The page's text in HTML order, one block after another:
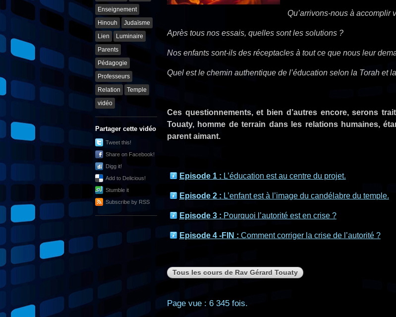
Enseignement
Hinouh
Judaïsme
Lien
Luminaire
Parents
Pédagogie
Professeurs
Relation
Temple
vidéo
Partager cette vidéo
Tweet this!
Share on Facebook!
Digg it!
Add to Delicious!
Stumble it
Subscribe by RSS
Qu’arrivons-nous à accomplir
Après tous nos essais, quelles sont les solutions ?
Nos enfants sont-ils des réceptacles à tout ce que nous leur
Quel est le chemin authentique de l’éducation selon la Torah et
Ces questionnements, et bien d’autres encore, serons
Touaty, homme de terrain dans les relations humaines,
parent aimant.
Episode 1 : L’éducation est au centre du projet.
Episode 2 : L’enfant est à l’image du candélabre du temple.
Episode 3 : Pourquoi l’autorité est en crise ?
Episode 4 -FIN : Comment corriger la crise de l’autorité ?
Tous les cours de Rav Gérard Touaty
Page vue : 6 345 fois.